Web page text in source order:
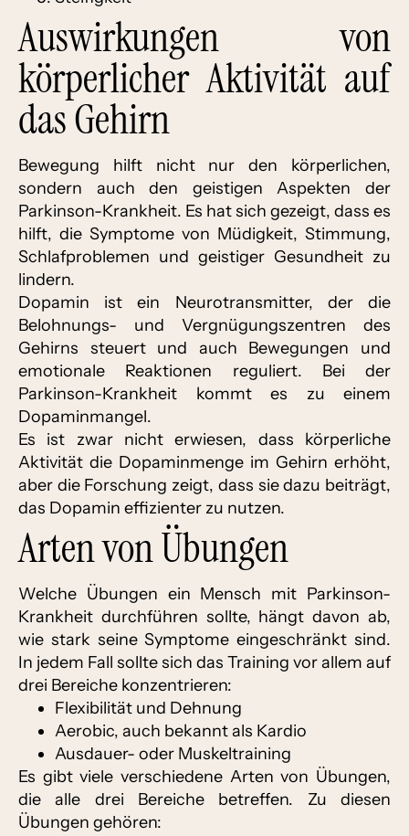
Auswirkungen von
körperlicher Aktivität auf
das Gehirn
Bewegung hilft nicht nur den körperlichen,
sondern auch den geistigen Aspekten der
Parkinson-Krankheit. Es hat sich gezeigt, dass es
hilft, die Symptome von Müdigkeit, Stimmung,
Schlafproblemen und geistiger Gesundheit zu
lindern.
Dopamin ist ein Neurotransmitter, der die
Belohnungs- und Vergnügungszentren des
Gehirns steuert und auch Bewegungen und
emotionale Reaktionen reguliert. Bei der
Parkinson-Krankheit kommt es zu einem
Dopaminmangel.
Es ist zwar nicht erwiesen, dass körperliche
Aktivität die Dopaminmenge im Gehirn erhöht,
aber die Forschung zeigt, dass sie dazu beiträgt,
das Dopamin effizienter zu nutzen.
Arten von Übungen
Welche Übungen ein Mensch mit Parkinson-
Krankheit durchführen sollte, hängt davon ab,
wie stark seine Symptome eingeschränkt sind.
In jedem Fall sollte sich das Training vor allem auf
drei Bereiche konzentrieren:
Flexibilität und Dehnung
Aerobic, auch bekannt als Kardio
Ausdauer- oder Muskeltraining
Es gibt viele verschiedene Arten von Übungen,
die alle drei Bereiche betreffen. Zu diesen
Übungen gehören: